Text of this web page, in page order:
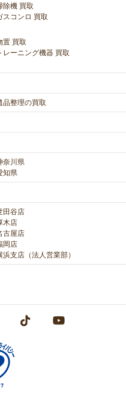
除機 買取
スコンロ 買取
置 買取
レーニング機器 買取
品整理の買取
奈川県
知県
田谷店
木店
古屋店
岡店
浜支店（法人営業部）